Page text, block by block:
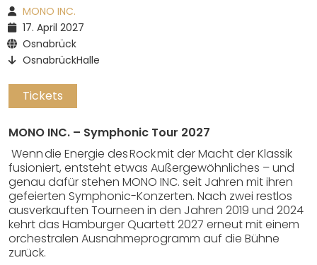
MONO INC.
17. April 2027
Osnabrück
OsnabrückHalle
Tickets
MONO INC. – Symphonic Tour 2027
Wenn die Energie des Rock mit der Macht der Klassik
fusioniert, entsteht etwas Außergewöhnliches – und
genau dafür stehen MONO INC. seit Jahren mit ihren
gefeierten Symphonic-Konzerten. Nach zwei restlos
ausverkauften Tourneen in den Jahren 2019 und 2024
kehrt das Hamburger Quartett 2027 erneut mit einem
orchestralen Ausnahmeprogramm auf die Bühne
zurück.